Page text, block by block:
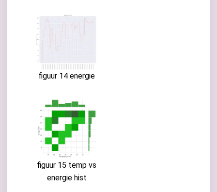
figuur 14 energie
figuur 15 temp vs
energie hist